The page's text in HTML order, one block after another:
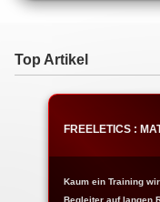
Top Artikel
FREELETICS :
Kaum ein Training
Begleiter auf langen